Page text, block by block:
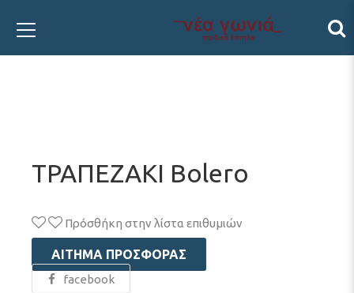
ΤΡΑΠΕΖΑΚΙ Bolero
Πρόσθήκη στην λίστα επιθυμιών
ΑΊΤΗΜΑ ΠΡΟΣΦΟΡΆΣ
facebook